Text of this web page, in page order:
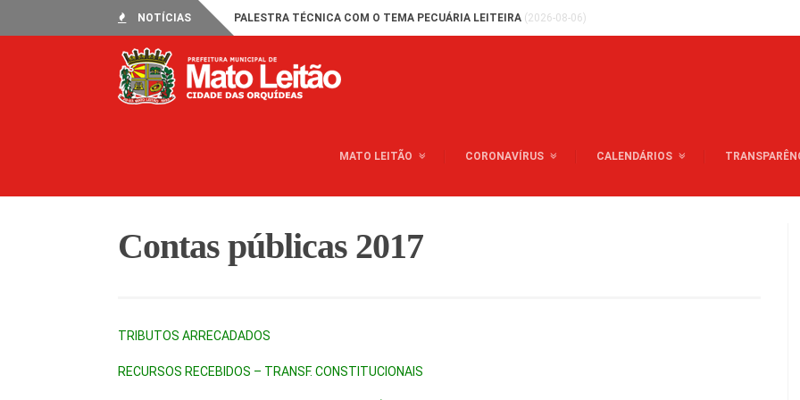
PALESTRA TÉCNICA COM O TEMA PECUÁRIA LEITEIRA (2026-08-06)
NOTÍCIAS
MATO LEITÃO CORONAVÍRUS CALENDÁRIOS
Contas públicas 2017
TRIBUTOS ARRECADADOS
RECURSOS RECEBIDOS – TRANSF. CONSTITUCIONAIS